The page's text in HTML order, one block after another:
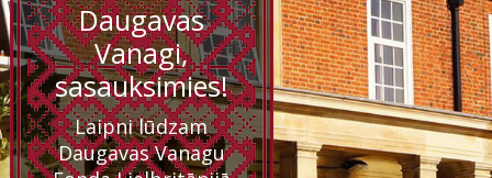
Daugavas
Vanagi,
sasauksimies!
Laipni lūdzam
Daugavas Vanagu